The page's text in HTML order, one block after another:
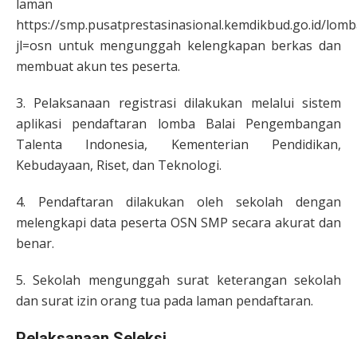
laman
https://smp.pusatprestasinasional.kemdikbud.go.id/
jl=osn untuk mengunggah kelengkapan berkas dan
membuat akun tes peserta.
3. Pelaksanaan registrasi dilakukan melalui sistem
aplikasi pendaftaran lomba Balai Pengembangan
Talenta Indonesia, Kementerian Pendidikan,
Kebudayaan, Riset, dan Teknologi.
4. Pendaftaran dilakukan oleh sekolah dengan
melengkapi data peserta OSN SMP secara akurat dan
benar.
5. Sekolah mengunggah surat keterangan sekolah
dan surat izin orang tua pada laman pendaftaran.